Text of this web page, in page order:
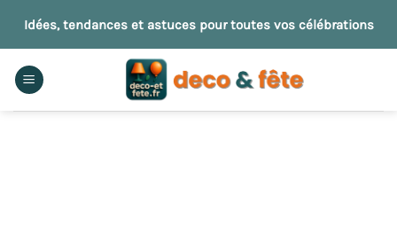
contenu
Idées, tendances et astuces pour toutes vos célébrations